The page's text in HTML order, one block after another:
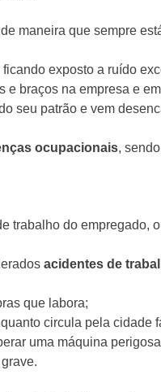
maneira que sempre
exposto a ruído
braços na empresa e
seu patrão e vem
ocupacionais,
trabalho do empregado,
acidentes de
que labora;
circula pela cidade
uma máquina